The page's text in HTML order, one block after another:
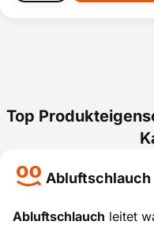
Top
Abluftschlauch
Abluftschlauch leitet